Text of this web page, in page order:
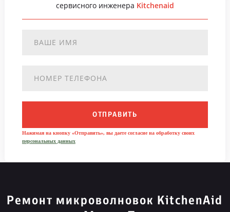
сервисного инженера Kitchenaid
ОТПРАВИТЬ
Нажимая на кнопку «Отправить», вы даете согласие на обработку своих
персональных данных
Ремонт микроволновок KitchenAid